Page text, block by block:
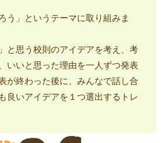
う」というテーマに取り組みま
と思う校則のアイデアを考え、考
いいと思った理由を一人ずつ発表
が終わった後に、みんなで話し合
良いアイデアを１つ選出するトレ